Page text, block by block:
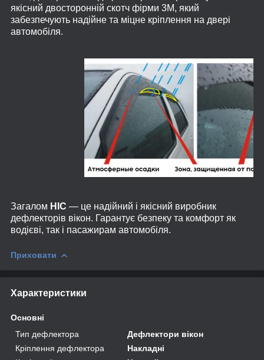
якісний двосторонній скотч фірми 3M, який
забезпечують надійне та міцне кріплення на двері
автомобіля.
Загалом HIC — це надійний і якісний виробник
дефлекторів вікон. Гарантує безпеку та комфорт як
водієві, так і пасажирам автомобіля.
Приховати
Характеристики
Основні
Тип дефлектора
Дефлектори вікон
Кріплення дефлектора
Накладні